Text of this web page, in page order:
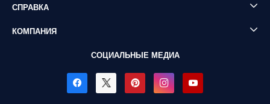
СПРАВКА
КОМПАНИЯ
СОЦИАЛЬНЫЕ МЕДИА